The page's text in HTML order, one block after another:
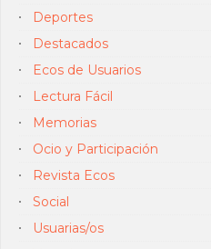
Deportes
Destacados
Ecos de Usuarios
Lectura Fácil
Memorias
Ocio y Participación
Revista Ecos
Social
Usuarias/os